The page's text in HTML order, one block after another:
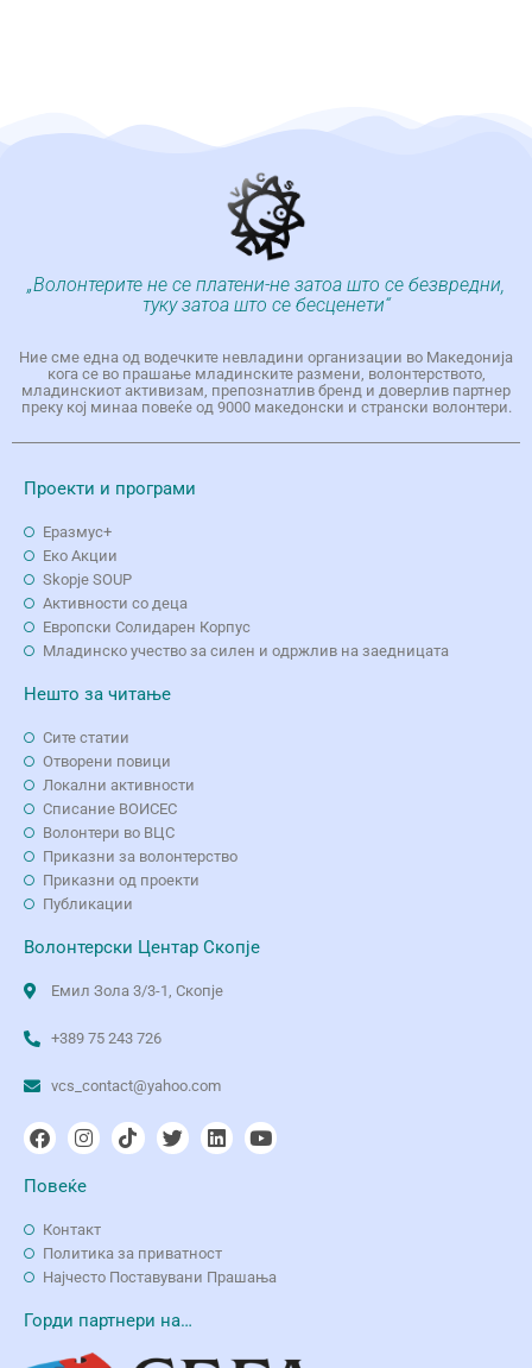
„Волонтерите не се платени-не затоа што се безвредни,
туку затоа што се бесценети“
Ние сме една од водечките невладини организации во Македонија
кога се во прашање младинските размени, волонтерството,
младинскиот активизам, препознатлив бренд и доверлив партнер
преку кој минаа повеќе од 9000 македонски и странски волонтери.
Проекти и програми
Еразмус+
Еко Aкции
Skopje SOUP
Активности со деца
Европски Солидарен Корпус
Младинско учество за силен и одржлив на заедницата
Нешто за читање
Сите статии
Отворени повици
Локални активности
Списание ВОИСЕС
Волонтери во ВЦС
Приказни за волонтерство
Приказни од проекти
Публикации
Волонтерски Центар Скопје
Емил Зола 3/3-1, Скопје
+389 75 243 726
vcs_contact@yahoo.com
Повеќе
Контакт
Политика за приватност
Најчесто Поставувани Прашања
Горди партнери на…